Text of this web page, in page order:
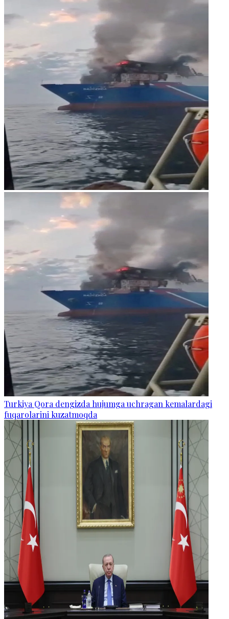
Turkiya Qora dengizda hujumga uchragan kemalardagi
fuqarolarini kuzatmoqda